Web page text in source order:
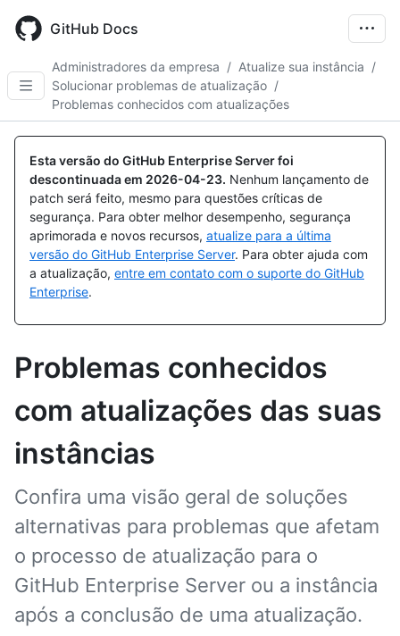
main
GitHub Docs
Administradores da empresa / Atualize sua instância /
Solucionar problemas de atualização /
Problemas conhecidos com atualizações
Esta versão do GitHub Enterprise Server foi
descontinuada em 2026-04-23. Nenhum lançamento de
patch será feito, mesmo para questões críticas de
segurança. Para obter melhor desempenho, segurança
aprimorada e novos recursos, atualize para a última
versão do GitHub Enterprise Server. Para obter ajuda com
a atualização, entre em contato com o suporte do GitHub
Enterprise.
Problemas conhecidos
com atualizações das suas
instâncias
Confira uma visão geral de soluções
alternativas para problemas que afetam
o processo de atualização para o
GitHub Enterprise Server ou a instância
após a conclusão de uma atualização.